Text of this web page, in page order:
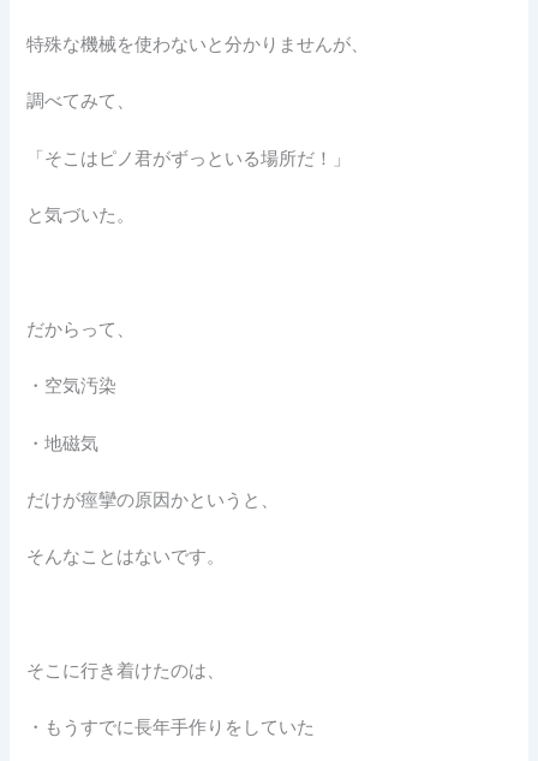
特殊な機械を使わないと分かりませんが、
調べてみて、
「そこはピノ君がずっといる場所だ！」
と気づいた。
だからって、
・空気汚染
・地磁気
だけが痙攣の原因かというと、
そんなことはないです。
そこに行き着けたのは、
・もうすでに長年手作りをしていた